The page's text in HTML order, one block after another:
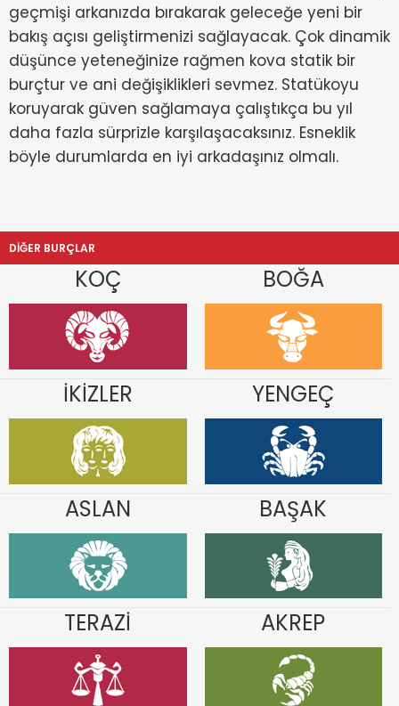
geçmişi arkanızda bırakarak geleceğe yeni bir
bakış açısı geliştirmenizi sağlayacak. Çok dinamik
düşünce yeteneğinize rağmen kova statik bir
burçtur ve ani değişiklikleri sevmez. Statükoyu
koruyarak güven sağlamaya çalıştıkça bu yıl
daha fazla sürprizle karşılaşacaksınız. Esneklik
böyle durumlarda en iyi arkadaşınız olmalı.
DİĞER BURÇLAR
KOÇ BOĞA
İKİZLER YENGEÇ
ASLAN BAŞAK
TERAZİ AKREP